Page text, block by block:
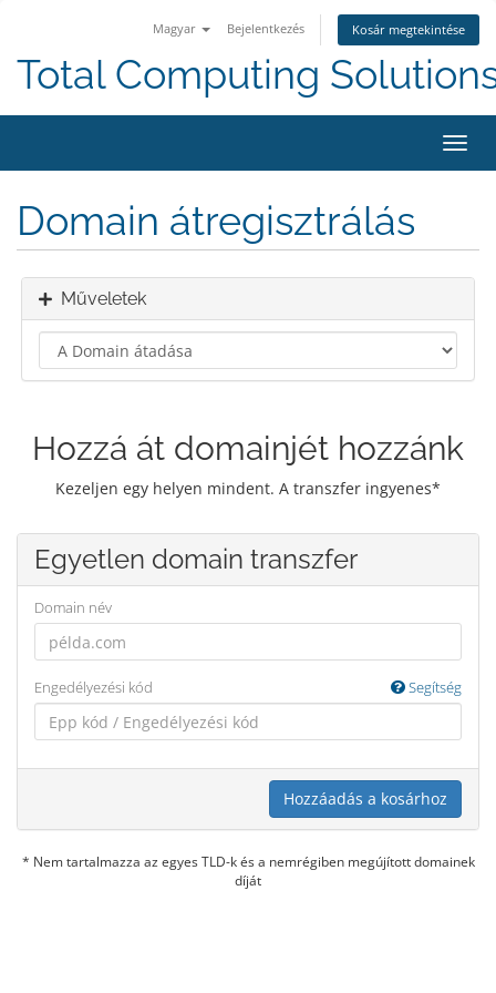
Magyar Bejelentkezés Kosár megtekintése
Total Computing
a
Domain átregisztrálás
Műveletek
Hozzá át domainjét hozzánk
Kezeljen egy helyen mindent. A transzfer ingyenes*
Egyetlen domain transzfer
Domain név
Engedélyezési kód Segítség
Hozzáadás a kosárhoz
* Nem tartalmazza az egyes TLD-k és a nemrégiben megújított domainek
díját